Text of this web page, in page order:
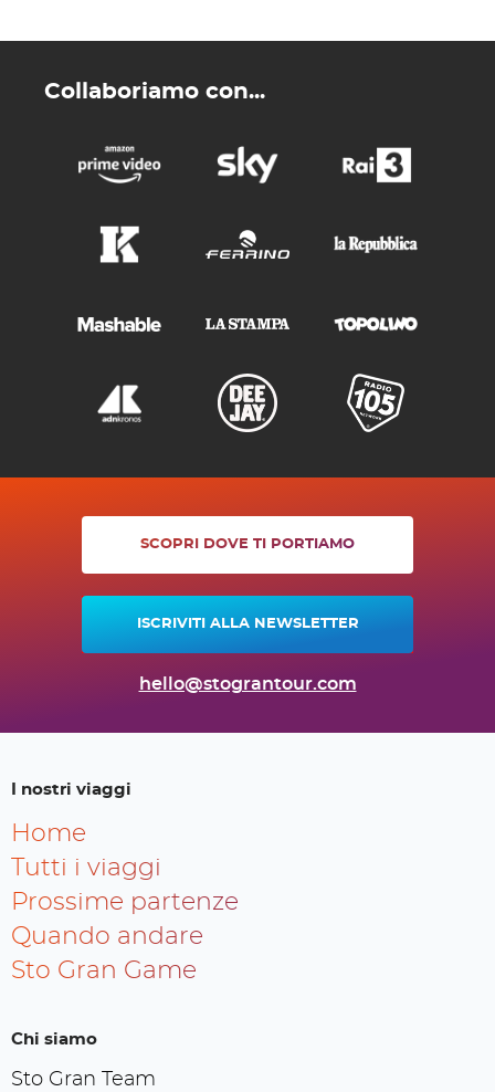
Collaboriamo con...
SCOPRI DOVE TI PORTIAMO
ISCRIVITI ALLA NEWSLETTER
hello@stograntour.com
I nostri viaggi
Home
Tutti i viaggi
Prossime partenze
Quando andare
Sto Gran Game
Chi siamo
Sto Gran Team